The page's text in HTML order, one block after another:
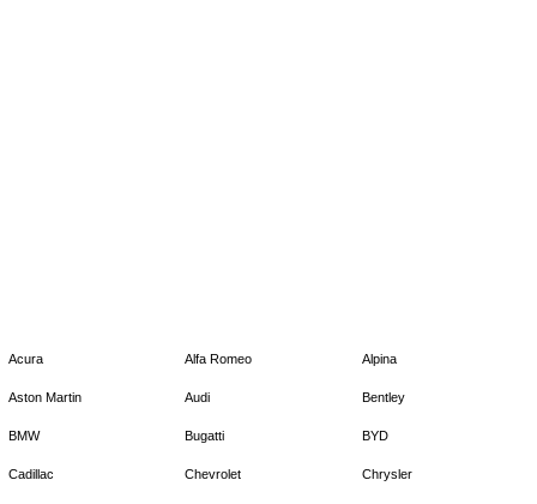
Acura Alfa Romeo Alpina
Aston Martin Audi Bentley
BMW Bugatti BYD
Cadillac Chevrolet Chrysler